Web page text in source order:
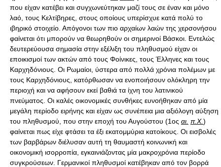
που είχαν κατέβει και συγχωνεύτηκαν μαζί τους σε έναν και μόνο
λαό, τους Κελτίβηρες, στους οποίους υπερίσχυε κατά πολύ το
ιβηρικό στοιχείο. Απόγονοι των πιο αρχαίων λαών της χερσονήσου
φαίνεται ότι μπορούν να θεωρηθούν οι σημερινοί Βάσκοι. Εντελώς
δευτερεύουσα σημασία στην εξέλιξη του πληθυσμού είχαν οι
εποικισμοί των ακτών από τους Φοίνικες, τους Έλληνες και τους
Καρχηδόνιους. Οι Ρωμαίοι, ύστερα από πολλά χρόνια πολέμων με
τους Καρχηδόνιους, κατόρθωσαν να ενοποιήσουν ολόκληρη την
περιοχή και να αφήσουν εκεί βαθιά τα ίχνη του λατινικού
πνεύματος. Οι καλές οικονομικές συνθήκες ευνοήθηκαν από μία
μεγάλη περίοδο ειρήνης και είχαν ως συνέπεια μια αξιόλογη αύξηση
του πληθυσμού, που στην εποχή του Αυγούστου (1ος αι. π.Χ.)
φαίνεται πως είχε φτάσει τα έξι εκατομμύρια κατοίκους. Οι εισβολές
των βαρβάρων διέλυσαν αυτή τη θαυμαστή κοινωνική και
οικονομική ισορροπία, εγκαινιάζοντας μία μακροχρόνια περίοδο
συγκρούσεων. Γερμανικοί πληθυσμοί κατέβηκαν από τον βορρά